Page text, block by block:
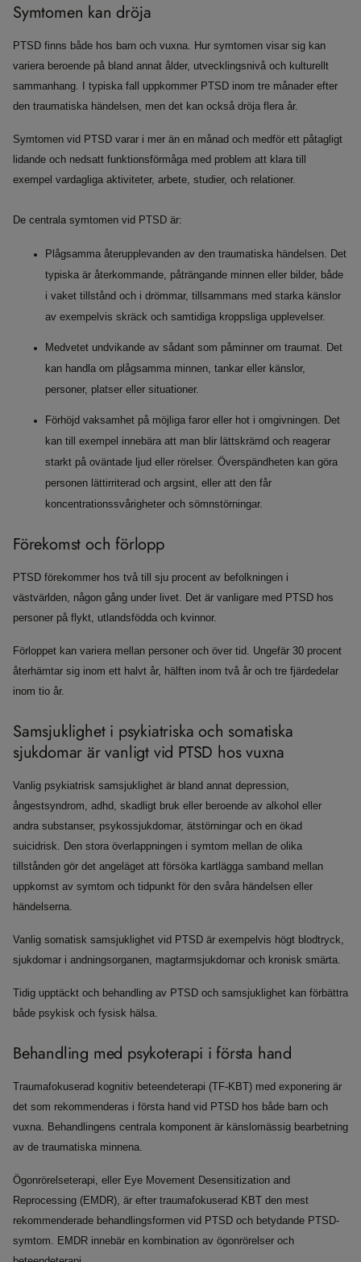
Symtomen kan dröja
PTSD finns både hos barn och vuxna. Hur symtomen visar sig kan
variera beroende på bland annat ålder, utvecklingsnivå och kulturellt
sammanhang. I typiska fall uppkommer PTSD inom tre månader efter
den traumatiska händelsen, men det kan också dröja flera år.
Symtomen vid PTSD varar i mer än en månad och medför ett påtagligt
lidande och nedsatt funktionsförmåga med problem att klara till
exempel vardagliga aktiviteter, arbete, studier, och relationer.
De centrala symtomen vid PTSD är:
Plågsamma återupplevanden av den traumatiska händelsen. Det
typiska är återkommande, påträngande minnen eller bilder, både
i vaket tillstånd och i drömmar, tillsammans med starka känslor
av exempelvis skräck och samtidiga kroppsliga upplevelser.
Medvetet undvikande av sådant som påminner om traumat. Det
kan handla om plågsamma minnen, tankar eller känslor,
personer, platser eller situationer.
Förhöjd vaksamhet på möjliga faror eller hot i omgivningen. Det
kan till exempel innebära att man blir lättskrämd och reagerar
starkt på oväntade ljud eller rörelser. Överspändheten kan göra
personen lättirriterad och argsint, eller att den får
koncentrationssvårigheter och sömnstörningar.
Förekomst och förlopp
PTSD förekommer hos två till sju procent av befolkningen i
västvärlden, någon gång under livet. Det är vanligare med PTSD hos
personer på flykt, utlandsfödda och kvinnor.
Förloppet kan variera mellan personer och över tid. Ungefär 30 procent
återhämtar sig inom ett halvt år, hälften inom två år och tre fjärdedelar
inom tio år.
Samsjuklighet i psykiatriska och somatiska
sjukdomar är vanligt vid PTSD hos vuxna
Vanlig psykiatrisk samsjuklighet är bland annat depression,
ångestsyndrom, adhd, skadligt bruk eller beroende av alkohol eller
andra substanser, psykossjukdomar, ätstörningar och en ökad
suicidrisk. Den stora överlappningen i symtom mellan de olika
tillstånden gör det angeläget att försöka kartlägga samband mellan
uppkomst av symtom och tidpunkt för den svåra händelsen eller
händelserna.
Vanlig somatisk samsjuklighet vid PTSD är exempelvis högt blodtryck,
sjukdomar i andningsorganen, magtarmsjukdomar och kronisk smärta.
Tidig upptäckt och behandling av PTSD och samsjuklighet kan förbättra
både psykisk och fysisk hälsa.
Behandling med psykoterapi i första hand
Traumafokuserad kognitiv beteendeterapi (TF-KBT) med exponering är
det som rekommenderas i första hand vid PTSD hos både barn och
vuxna. Behandlingens centrala komponent är känslomässig bearbetning
av de traumatiska minnena.
Ögonrörelseterapi, eller Eye Movement Desensitization and
Reprocessing (EMDR), är efter traumafokuserad KBT den mest
rekommenderade behandlingsformen vid PTSD och betydande PTSD-
symtom. EMDR innebär en kombination av ögonrörelser och